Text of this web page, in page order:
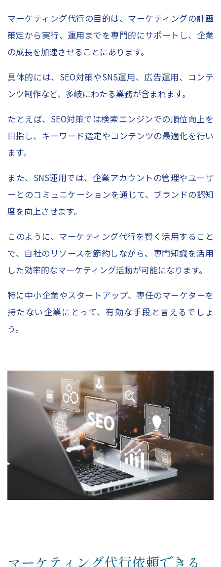
マーケティング代行の目的は、マーケティングの計画
策定から実行、運用までを専門的にサポートし、企業
の成長を加速させることにあります。
具体的には、 SEO対策やSNS運用、広告運用、コンテ
ンツ制作など、多岐にわたる業務が含まれます。
たとえば、 SEO対策では検索エンジンでの順位向上を
目指し、キーワード選定やコンテンツの最適化を行い
ます。
また、 SNS運用では、企業アカウントの管理やユーザ
ーとのコミュニケーションを通じて、ブランドの認知
度を向上させます。
このように、マーケティング代行を賢く活用すること
で、自社のリソースを節約しながら、専門知識を活用
した効率的なマーケティング活動が可能になります。
特に中小企業やスタートアップ、専任のマーケターを
持たない企業にとって、有効な手段と言えるでしょ
う。
マーケティング代行依頼できる